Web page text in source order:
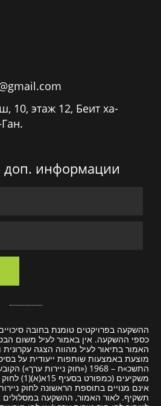
10, этаж 12, Беит ха-
доп. информации
ההשקעה בפרויקטים טומנת בחובה
כספי ההשקעה. אין באמור לעיל משום
האמור בתיאור לעיל מהווה הצגה
מוצעת באמצעות שותפות ייעודית על
משקיעים (כמפורט בסעיף 15א(א)(1) לחוק ניירות ערך
אינם מנויים בתוספת הראשונה לחוק
תשקיף. לאור האמור, ההשקעה במסלולים